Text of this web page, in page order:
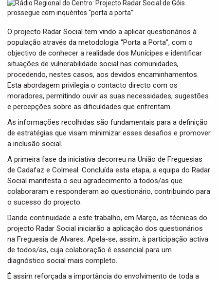
O projecto Radar Social tem vindo a aplicar questionários à
população através da metodologia “Porta a Porta”, com o
objectivo de conhecer a realidade dos Munícipes e identificar
situações de vulnerabilidade social nas comunidades,
procedendo, nestes casos, aos devidos encaminhamentos.
Esta abordagem privilegia o contacto directo com os
moradores, permitindo ouvir as suas necessidades, sugestões
e percepções sobre as dificuldades que enfrentam.
As informações recolhidas são fundamentais para a definição
de estratégias que visam minimizar esses desafios e promover
a inclusão social.
A primeira fase da iniciativa decorreu na União de Freguesias
de Cadafaz e Colmeal. Concluída esta etapa, a equipa do Radar
Social manifesta o seu agradecimento a todos/as que
colaboraram e responderam ao questionário, contribuindo para
o sucesso do projecto.
Dando continuidade a este trabalho, em Março, as técnicas do
projecto Radar Social iniciarão a aplicação dos questionários
na Freguesia de Alvares. Apela-se, assim, à participação activa
de todos/as, cuja colaboração é essencial para um
diagnóstico social mais completo.
É assim reforçada a importância do envolvimento de toda a